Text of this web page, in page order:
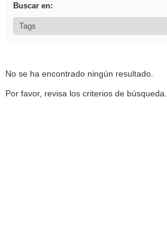
Buscar en:
No se ha encontrado ningún resultado.
Por favor, revisa los criterios de búsqueda.